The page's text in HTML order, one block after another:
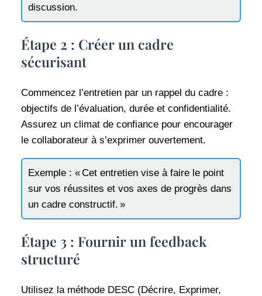
discussion.
Étape 2 : Créer un cadre
sécurisant
Commencez l’entretien par un rappel du cadre :
objectifs de l’évaluation, durée et confidentialité.
Assurez un climat de confiance pour encourager
le collaborateur à s’exprimer ouvertement.
Exemple : « Cet entretien vise à faire le point
sur vos réussites et vos axes de progrès dans
un cadre constructif. »
Étape 3 : Fournir un feedback
structuré
Utilisez la méthode DESC (Décrire, Exprimer,